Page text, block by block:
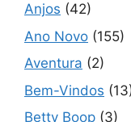
Anjos (42)
Ano Novo (155)
Aventura (2)
Bem-Vindos
Betty Boop (3)